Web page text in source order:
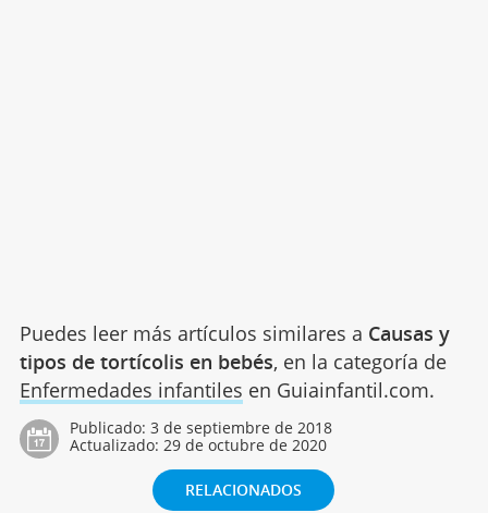
Puedes leer más artículos similares a Causas y
tipos de tortícolis en bebés, en la categoría de
Enfermedades infantiles en Guiainfantil.com.
Publicado: 3 de septiembre de 2018
Actualizado: 29 de octubre de 2020
RELACIONADOS